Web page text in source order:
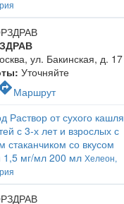
ул. Бакинская, д. 17
Уточняйте
Маршрут
Раствор от сухого кашля
с 3-х лет и взрослых с
стаканчиком со вкусом
1,5 мг/мл 200 мл Хелеон,